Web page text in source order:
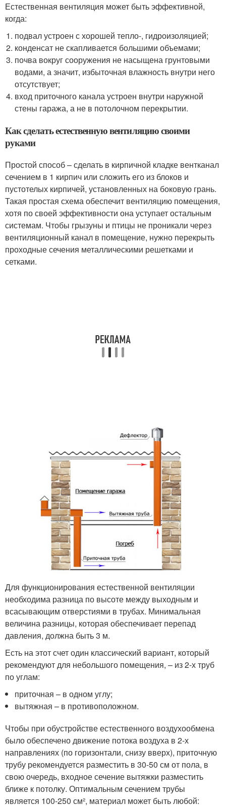
Естественная вентиляция может быть эффективной,
когда:
подвал устроен с хорошей тепло-, гидроизоляцией;
конденсат не скапливается большими объемами;
почва вокруг сооружения не насыщена грунтовыми
водами, а значит, избыточная влажность внутри него
отсутствует;
вход приточного канала устроен внутри наружной
стены гаража, а не в потолочном перекрытии.
Как сделать естественную вентиляцию своими
руками
Простой способ – сделать в кирпичной кладке вентканал
сечением в 1 кирпич или сложить его из блоков и
пустотелых кирпичей, установленных на боковую грань.
Такая простая схема обеспечит вентиляцию помещения,
хотя по своей эффективности она уступает остальным
системам. Чтобы грызуны и птицы не проникали через
вентиляционный канал в помещение, нужно перекрыть
проходные сечения металлическими решетками и
сетками.
Для функционирования естественной вентиляции
необходима разница по высоте между выходным и
всасывающим отверстиями в трубах. Минимальная
величина разницы, которая обеспечивает перепад
давления, должна быть 3 м.
Есть на этот счет один классический вариант, который
рекомендуют для небольшого помещения, – из 2-х труб
по углам:
приточная – в одном углу;
вытяжная – в противоположном.
Чтобы при обустройстве естественного воздухообмена
было обеспечено движение потока воздуха в 2-х
направлениях (по горизонтали, снизу вверх), приточную
трубу рекомендуется разместить в 30-50 см от пола, в
свою очередь, входное сечение вытяжки разместить
ближе к потолку. Оптимальным сечением трубы
является 100-250 см², материал может быть любой: